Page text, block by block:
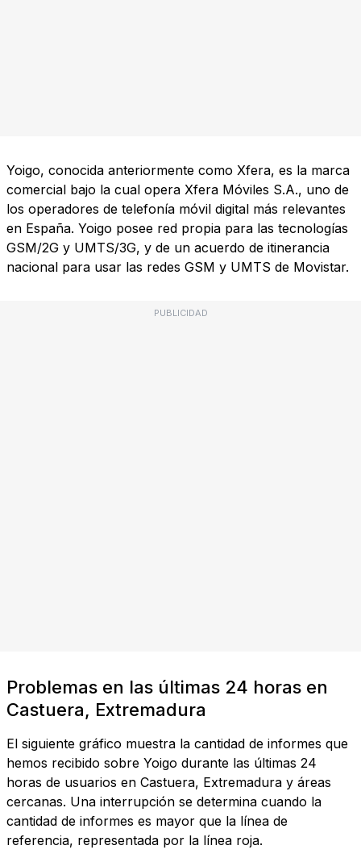
Yoigo, conocida anteriormente como Xfera, es la marca
comercial bajo la cual opera Xfera Móviles S.A., uno de
los operadores de telefonía móvil digital más relevantes
en España. Yoigo posee red propia para las tecnologías
GSM/2G y UMTS/3G, y de un acuerdo de itinerancia
nacional para usar las redes GSM y UMTS de Movistar.
PUBLICIDAD
Problemas en las últimas 24 horas en
Castuera, Extremadura
El siguiente gráfico muestra la cantidad de informes que
hemos recibido sobre Yoigo durante las últimas 24
horas de usuarios en Castuera, Extremadura y áreas
cercanas. Una interrupción se determina cuando la
cantidad de informes es mayor que la línea de
referencia, representada por la línea roja.